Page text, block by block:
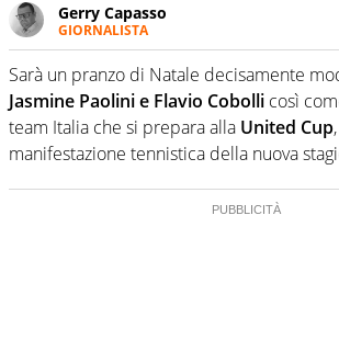
Gerry Capasso
GIORNALISTA
Per lui gli sport americani non hanno
football, baseball e la capacità innata
dove altri non vedono granché
Sarà un pranzo di Natale decisamente
Jasmine Paolini e Flavio Cobolli così
team Italia che si prepara alla United Cup
manifestazione tennistica della nuova